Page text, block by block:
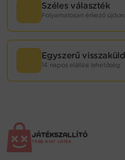
Széles választék
Folyamatosan érkező
Egyszerű
14 napos elállási lehetőség
JÁTÉKSZALLÍTÓ
TÖBB MINT JÁTÉK